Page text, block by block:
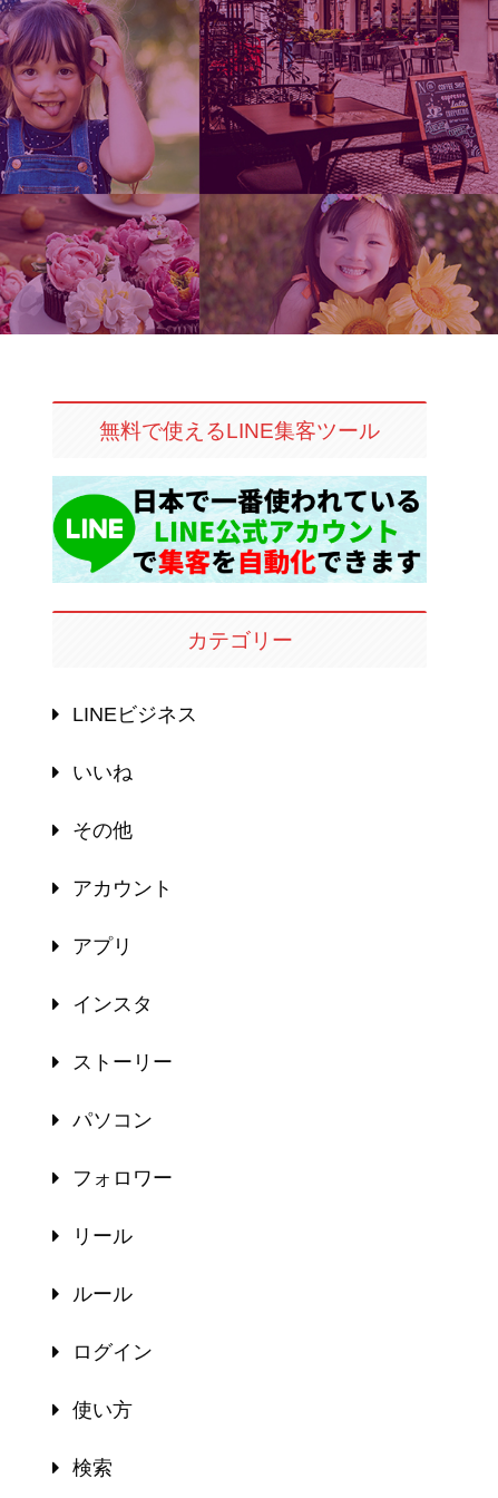
無料で使えるLINE集客ツール
カテゴリー
LINEビジネス
いいね
その他
アカウント
アプリ
インスタ
ストーリー
パソコン
フォロワー
リール
ルール
ログイン
使い方
検索